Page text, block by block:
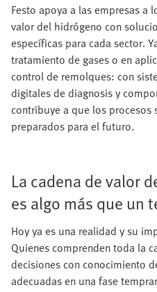
Festo apoya a las empresas a
valor del hidrógeno con
específicas para cada sector.
tratamiento de gases o en
control de remolques: con
digitales de diagnosis y
contribuye a que los procesos
preparados para el futuro.
La cadena de valor
es algo más que un
Hoy ya es una realidad y su
Quienes comprenden toda la
decisiones con conocimiento
adecuadas en una fase